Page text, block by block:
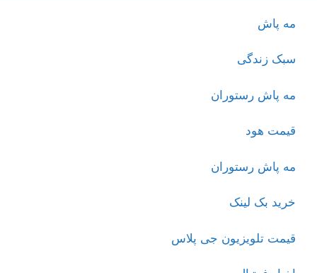
مه پاش
سبک زندگی
مه پاش رستوران
قیمت هود
مه پاش رستوران
خرید بک لینک
قیمت تلویزیون جی پلاس